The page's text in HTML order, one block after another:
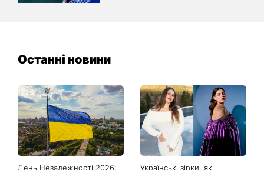
Останні новини
День Незалежності 2026:
Українські зірки, які